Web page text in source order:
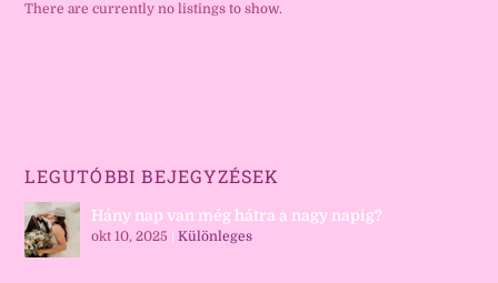
There are currently no listings to show.
LEGUTÓBBI BEJEGYZÉSEK
Hány nap van még hátra a nagy napig?
okt 10, 2025 |Különleges